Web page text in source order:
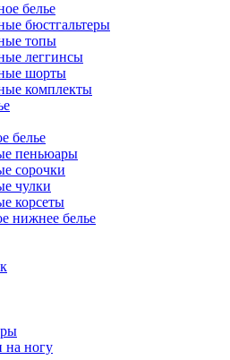
белье
бюстгальтеры
топы
леггинсы
шорты
комплекты
белье
пеньюары
сорочки
чулки
корсеты
нижнее белье
на ногу